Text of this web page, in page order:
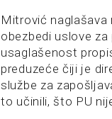
Mitrović
obezbedi uslove
usaglašenost
preduzeće čiji je
službe za
to učinili, što PU